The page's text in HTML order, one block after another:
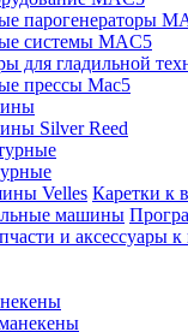
парогенераторы
системы MAC5
для гладильной
прессы Mac5
Silver Reed
Velles Каретки к
машины
и аксессуары